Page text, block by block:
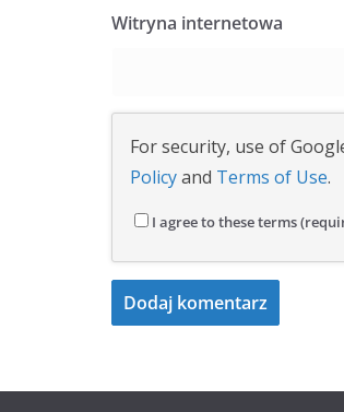
Witryna internetowa
For security, use of
Policyand Terms of Use.
I agree to these terms